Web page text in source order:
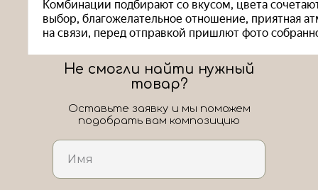
Не смогли найти нужный
товар?
Оставьте заявку и мы поможем
подобрать вам композицию